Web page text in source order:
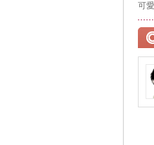
可